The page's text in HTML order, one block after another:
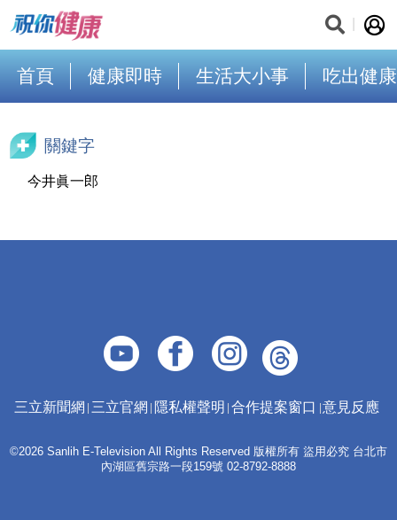
首頁 健康即時 生活大小事 吃出健康
關鍵字
今井眞一郎
三立新聞網 三立官網 隱私權聲明 合作提案窗口 意見反應
©2026 Sanlih E-Television All Rights Reserved 版權所有 盜用必究 台北市
內湖區舊宗路一段159號 02-8792-8888